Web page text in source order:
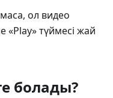
ол видео
түймесі жай
болады?